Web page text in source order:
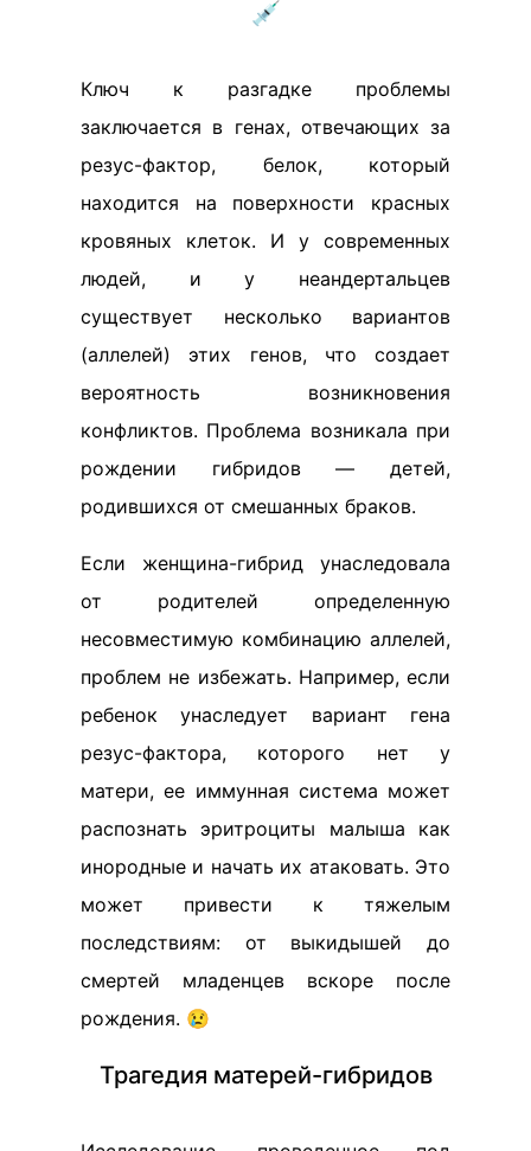
💉
Ключ к разгадке проблемы
заключается в генах, отвечающих за
резус-фактор, белок, который
находится на поверхности красных
кровяных клеток. И у современных
людей, и у неандертальцев
существует несколько вариантов
(аллелей) этих генов, что создает
вероятность возникновения
конфликтов. Проблема возникала при
рождении гибридов — детей,
родившихся от смешанных браков.
Если женщина-гибрид унаследовала
от родителей определенную
несовместимую комбинацию аллелей,
проблем не избежать. Например, если
ребенок унаследует вариант гена
резус-фактора, которого нет у
матери, ее иммунная система может
распознать эритроциты малыша как
инородные и начать их атаковать. Это
может привести к тяжелым
последствиям: от выкидышей до
смертей младенцев вскоре после
рождения. 😢
Трагедия матерей-гибридов